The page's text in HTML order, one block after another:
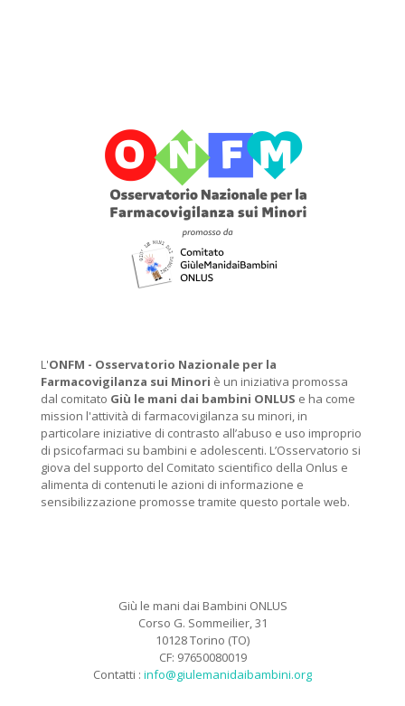
L'ONFM - Osservatorio Nazionale per la
Farmacovigilanza sui Minori è un iniziativa promossa
dal comitato Giù le mani dai bambini ONLUS e ha come
mission l'attività di farmacovigilanza su minori, in
particolare iniziative di contrasto all’abuso e uso improprio
di psicofarmaci su bambini e adolescenti. L’Osservatorio si
giova del supporto del Comitato scientifico della Onlus e
alimenta di contenuti le azioni di informazione e
sensibilizzazione promosse tramite questo portale web.
Giù le mani dai Bambini ONLUS
Corso G. Sommeilier, 31
10128 Torino (TO)
CF: 97650080019
Contatti : info@giulemanidaibambini.org